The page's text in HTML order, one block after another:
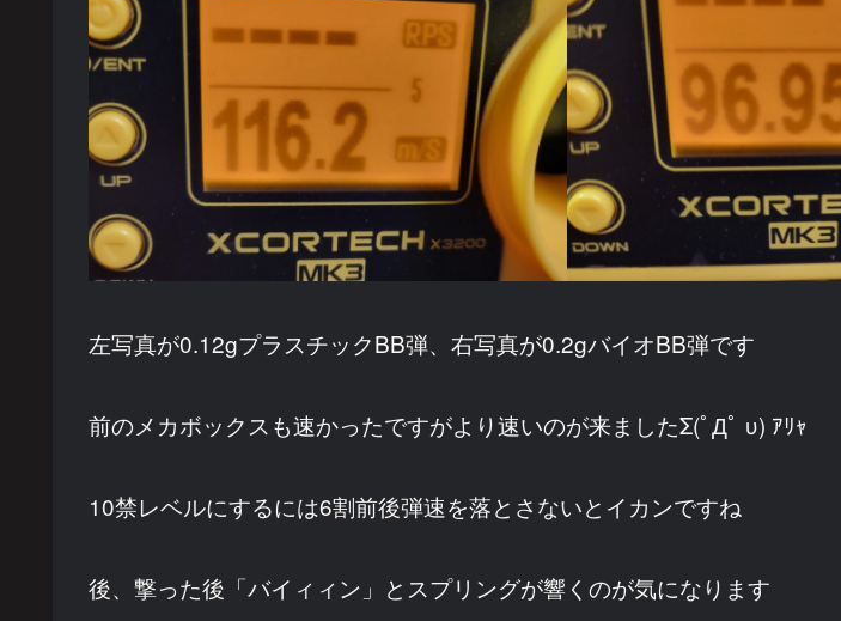
左写真が0.12gプラスチックBB弾、右写真が0.2gバイオBB弾です
前のメカボックスも速かったですがより速いのが来ましたΣ(ﾟДﾟ υ) ｱﾘｬ
10禁レベルにするには6割前後弾速を落とさないとイカンですね
後、撃った後「バイィィン」とスプリングが響くのが気になります